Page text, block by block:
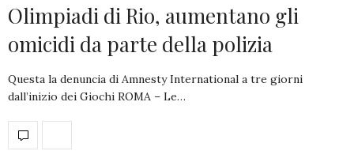
Olimpiadi di Rio, aumentano gli
omicidi da parte della polizia
Questa la denuncia di Amnesty International a tre giorni
dall’inizio dei Giochi ROMA – Le…